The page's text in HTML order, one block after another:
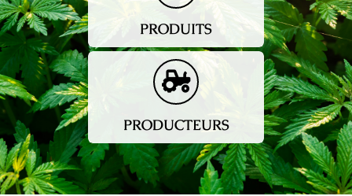
PRODUITS
PRODUCTEURS